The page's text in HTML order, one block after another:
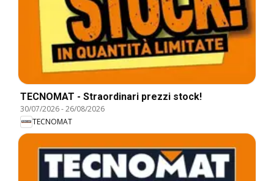
TECNOMAT - Straordinari prezzi stock!
30/07/2026-26/08/2026
TECNOMAT